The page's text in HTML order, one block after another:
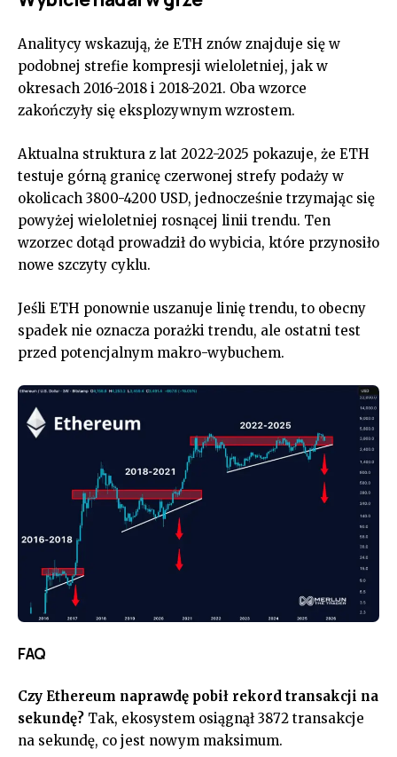
Analitycy wskazują, że ETH znów znajduje się w
podobnej strefie kompresji wieloletniej, jak w
okresach 2016-2018 i 2018-2021. Oba wzorce
zakończyły się eksplozywnym wzrostem.
Aktualna struktura z lat 2022-2025 pokazuje, że ETH
testuje górną granicę czerwonej strefy podaży w
okolicach 3800-4200 USD, jednocześnie trzymając się
powyżej wieloletniej rosnącej linii trendu. Ten
wzorzec dotąd prowadził do wybicia, które przynosiło
nowe szczyty cyklu.
Jeśli ETH ponownie uszanuje linię trendu, to obecny
spadek nie oznacza porażki trendu, ale ostatni test
przed potencjalnym makro-wybuchem.
FAQ
Czy Ethereum naprawdę pobił rekord transakcji na
sekundę? Tak, ekosystem osiągnął 3872 transakcje
na sekundę, co jest nowym maksimum.